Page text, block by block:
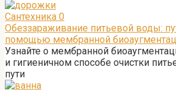
Сантехника 0
Обеззараживание питьевой воды:
помощью мембранной
Узнайте о мембранной
и гигиеничном способе очистки
пути